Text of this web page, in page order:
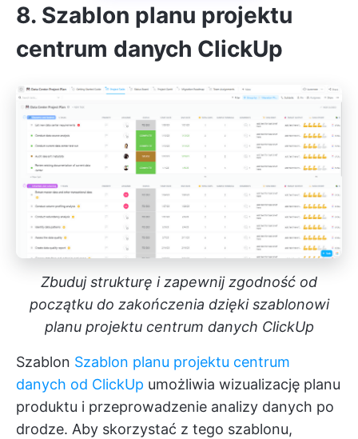
8. Szablon planu projektu
centrum danych ClickUp
Zbuduj strukturę i zapewnij zgodność od
początku do zakończenia dzięki szablonowi
planu projektu centrum danych ClickUp
Szablon Szablon planu projektu centrum
danych od ClickUp umożliwia wizualizację planu
produktu i przeprowadzenie analizy danych po
drodze. Aby skorzystać z tego szablonu,